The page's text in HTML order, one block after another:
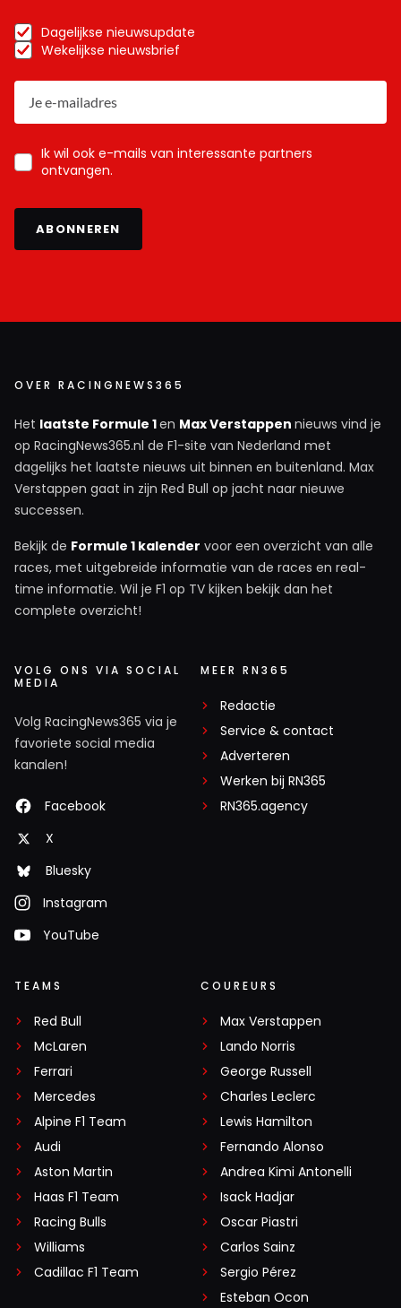
Dagelijkse nieuwsupdate
Wekelijkse nieuwsbrief
Ik wil ook e-mails van interessante partners
ontvangen.
ABONNEREN
OVER RACINGNEWS365
Het laatste Formule 1en Max Verstappen nieuws vind je
op RacingNews365.nl de F1-site van Nederland met
dagelijks het laatste nieuws uit binnen en buitenland. Max
Verstappen gaat in zijn Red Bull op jacht naar nieuwe
successen.
Bekijk de Formule 1 kalender voor een overzicht van alle
races, met uitgebreide informatie van de races en real-
time informatie. Wil je F1 op TV kijken bekijk dan het
complete overzicht!
VOLG ONS VIA SOCIAL
MEDIA
Volg RacingNews365 via je
favoriete social media
kanalen!
Facebook
X
Bluesky
Instagram
YouTube
MEER RN365
Redactie
Service & contact
Adverteren
Werken bij RN365
RN365.agency
TEAMS
Red Bull
McLaren
Ferrari
Mercedes
Alpine F1 Team
Audi
Aston Martin
Haas F1 Team
Racing Bulls
Williams
Cadillac F1 Team
COUREURS
Max Verstappen
Lando Norris
George Russell
Charles Leclerc
Lewis Hamilton
Fernando Alonso
Andrea Kimi Antonelli
Isack Hadjar
Oscar Piastri
Carlos Sainz
Sergio Pérez
Esteban Ocon